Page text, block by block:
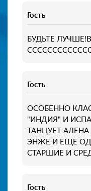
Гость
БУДЬТЕ
Гость
ОСОБЕННО
"ИНДИЯ" И
ТАНЦУЕТ
ЭНЖЕ И ЕЩЕ
СТАРШИЕ И
Гость